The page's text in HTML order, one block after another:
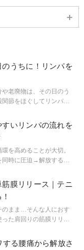
うちに！リンパを
老廃物は、その日のう
節をほぐしてリンパや
えてもらいました。
いリンパの流れを
を高めることが大切。
同時に圧迫→解放するこ
先生に教えていただき
膜リリース｜テニ
のまま…そんな人におす
た肩回りの筋膜リリー
すめ！
る腰痛から解放さ